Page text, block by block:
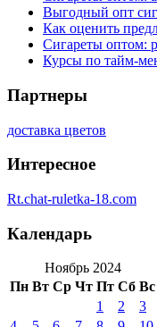
Выгодный опт
Как оценить
Сигареты оптом:
Курсы по тайм-
Партнеры
доставка цветов
Интересное
Rt.chat-ruletka-18.com
Календарь
Ноябрь 2024
Пн Вт Ср Чт Пт Сб Вс
1 2
3